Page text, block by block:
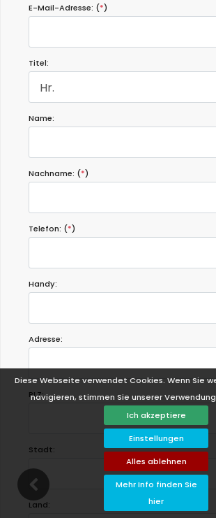
Diese Webseite verwendet Cookies. Wenn Sie
navigieren, stimmen Sie unserer
Ich akzeptiere
Einstellungen
Alles ablehnen
Mehr Info finden Sie
hier
E-Mail-Adresse: (*)
Titel:
Hr.
Name:
Nachname: (*)
Telefon: (*)
Handy:
Adresse:
PLZ:
Stadt:
Land: